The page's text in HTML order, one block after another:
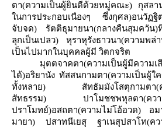
ตา(ความเป็นผู้ยินดีด้วยหมู่คณะ) กุสลา
นการประกอบเนืองๆ ซึ่งกุศล)อนวัฏฐิ
จับจด) รัตติธุมายนา(กลางคืนสุมควัน)
ลุกเป็นเปลว) หุราหุรังธาวนา(ความพ
เป็นไปมากในบุคคลผู้มี วิตกจริต
มุตตจาคตา(ความเป็นผู้มีความเ
ได้)อริยานัง ทัสสนกามตา(ความเป็นผู้ใค
ทั้งหลาย) สัทธัมมังโสตุกามตา(คว
สัทธรรม) ปาโมชชพหุลตา(ความเ
ปราโมทย์)อสถตา(ความไม่โอ้อวด) อม
มายา) ปสาทนีเยสุ ฐาเนสุปสาโท(คว